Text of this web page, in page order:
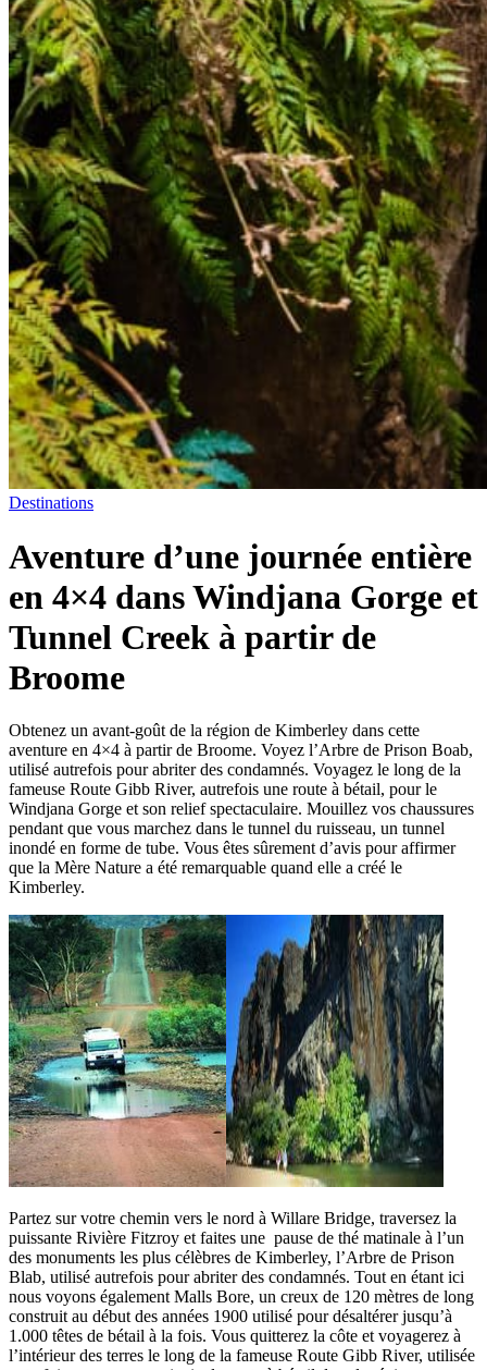
Destinations
Aventure d’une journée entière
en 4×4 dans Windjana Gorge et
Tunnel Creek à partir de
Broome
Obtenez un avant-goût de la région de Kimberley dans cette
aventure en 4×4 à partir de Broome. Voyez l’Arbre de Prison Boab,
utilisé autrefois pour abriter des condamnés. Voyagez le long de la
fameuse Route Gibb River, autrefois une route à bétail, pour le
Windjana Gorge et son relief spectaculaire. Mouillez vos chaussures
pendant que vous marchez dans le tunnel du ruisseau, un tunnel
inondé en forme de tube. Vous êtes sûrement d’avis pour affirmer
que la Mère Nature a été remarquable quand elle a créé le
Kimberley.
Partez sur votre chemin vers le nord à Willare Bridge, traversez la
puissante Rivière Fitzroy et faites une pause de thé matinale à l’un
des monuments les plus célèbres de Kimberley, l’Arbre de Prison
Blab, utilisé autrefois pour abriter des condamnés. Tout en étant ici
nous voyons également Malls Bore, un creux de 120 mètres de long
construit au début des années 1900 utilisé pour désaltérer jusqu’à
1.000 têtes de bétail à la fois. Vous quitterez la côte et voyagerez à
l’intérieur des terres le long de la fameuse Route Gibb River, utilisée